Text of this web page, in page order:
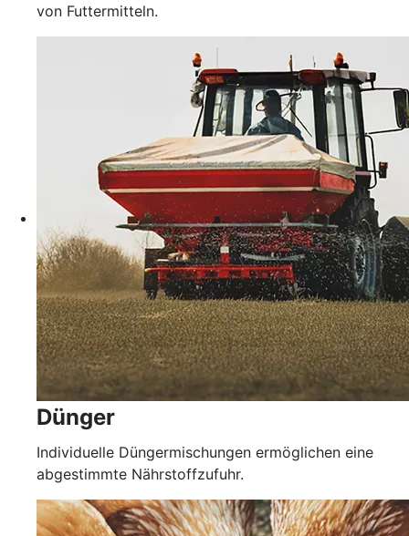
von Futtermitteln.
Dünger
Individuelle Düngermischungen ermöglichen eine
abgestimmte Nährstoffzufuhr.